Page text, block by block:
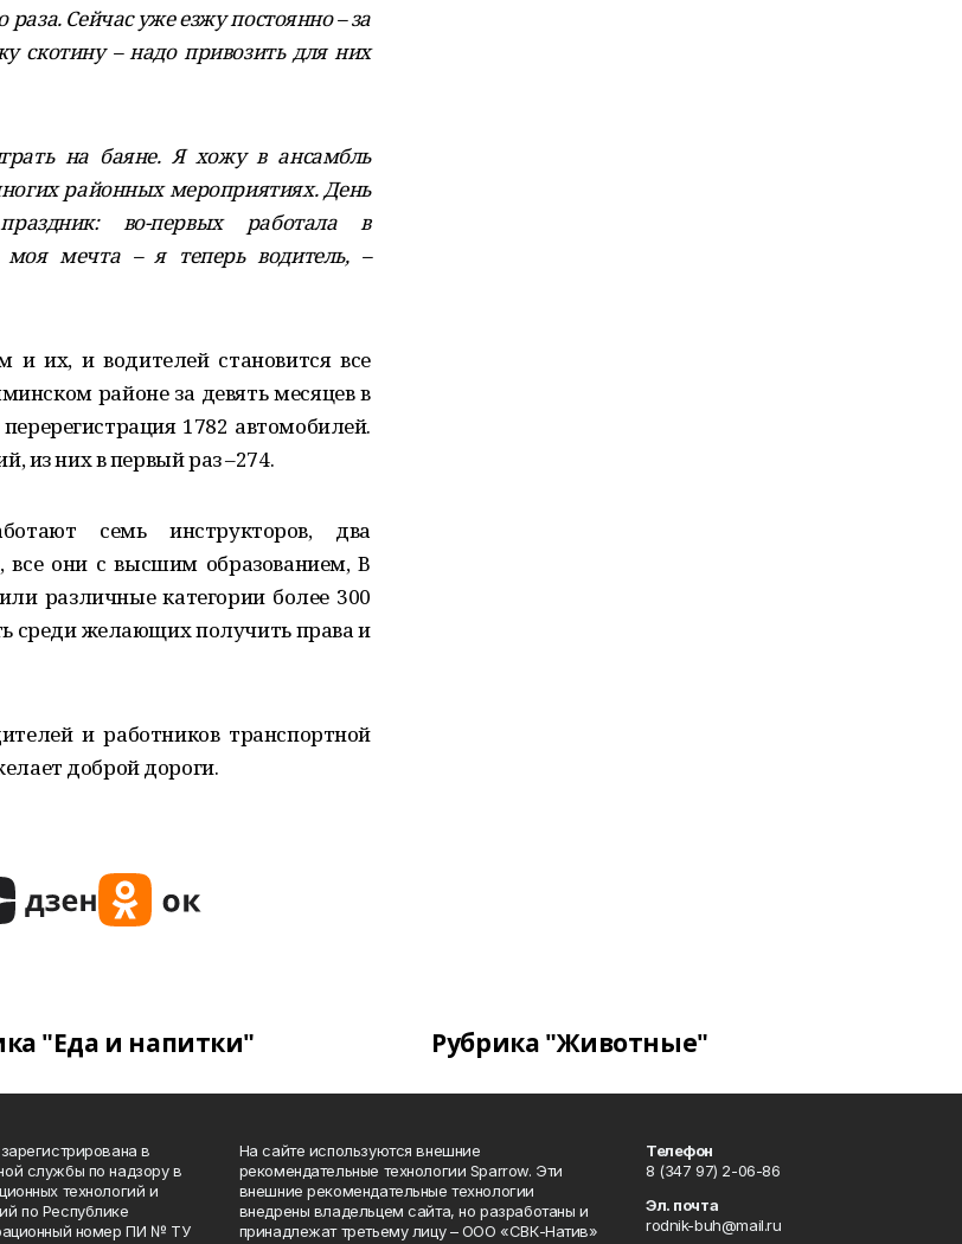
раза. Сейчас уже езжу постоянно – за
скотину – надо привозить для них
на баяне. Я хожу в ансамбль
районных мероприятиях. День
во-первых работала в
моя мечта – я теперь водитель, –
их, и водителей становится все
районе за девять месяцев в
1782 автомобилей.
из них в первый раз –274.
семь инструкторов, два
все они с высшим образованием, В
различные категории более 300
среди желающих получить права и
и работников транспортной
доброй дороги.
"Еда и напитки" Рубрика "Животные"
в
службы по надзору в
технологий и
по Республике
номер ПИ № ТУ
На сайте используются внешние
рекомендательные технологии Sparrow. Эти
внешние рекомендательные технологии
внедрены владельцем сайта, но разработаны и
принадлежат третьему лицу – ООО «СВК-Натив»
Телефон
8 (347 97) 2-06-86
Эл. почта
rodnik-buh@mail.ru